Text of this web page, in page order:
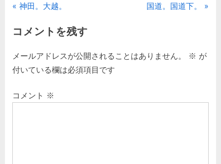
投
稿
ナ
ビ
ゲ
P
e
o
s
神田。大越。
N
P
t
国道。国道下。
コメントを残す
メールアドレスが公開されることはありません。 ※ が
付いている欄は必須項目です
コメント ※